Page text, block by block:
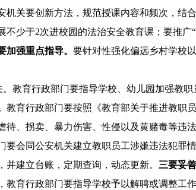
机关要创新方法，规范授课内容和频次，结
不少于2次进校园的法治安全教育课；要推
加强重点指导。 要针对性强化偏远乡村学校
。教育行政部门要指导学校、幼儿园加强教
教育行政部门要按照《教育部关于推进教职
、拐卖、暴力伤害、性侵以及黄赌毒等
要会同公安机关建立教职员工涉嫌违法犯罪
建立台账，定期查询，动态更新。 三要妥
育行政部门要指导学校予以解聘或调整工